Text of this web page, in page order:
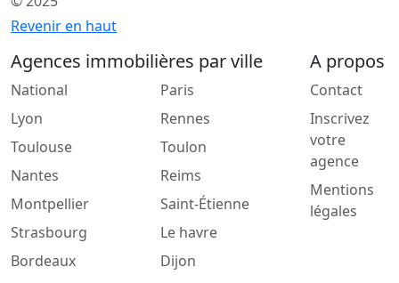
Revenir en haut
Agences immobilières par ville
National
Lyon
Toulouse
Nantes
Montpellier
Strasbourg
Bordeaux
Paris
Rennes
Toulon
Reims
Saint-Étienne
Le havre
Dijon
A propos
Contact
Inscrivez
votre
agence
Mentions
légales